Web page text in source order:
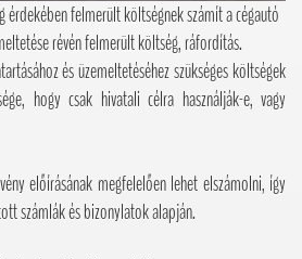
érdekében felmerült költségnek számít a cégautó
révén felmerült költség, ráfordítás.
és üzemeltetéséhez szükséges költségek
hogy csak hivatali célra használják-e, vagy
előírásának megfelelően lehet elszámolni, így
számlák és bizonylatok alapján.